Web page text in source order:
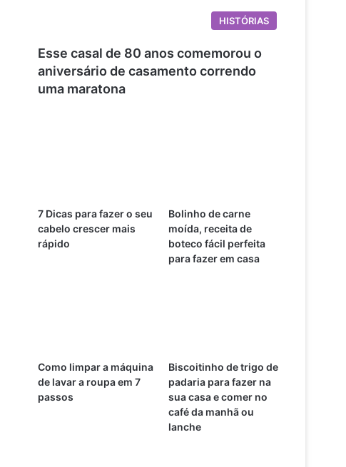
HISTÓRIAS
Esse casal de 80 anos comemorou o
aniversário de casamento correndo
uma maratona
7 Dicas para fazer o seu
cabelo crescer mais
rápido
Bolinho de carne
moída, receita de
boteco fácil perfeita
para fazer em casa
Como limpar a máquina
de lavar a roupa em 7
passos
Biscoitinho de trigo de
padaria para fazer na
sua casa e comer no
café da manhã ou
lanche